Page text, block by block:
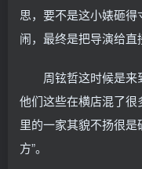
思，要不是这小婊砸
闹，最终是把导演给直
周铉哲这时候是来
他们这些在横店混了
里的一家其貌不扬很
方”。